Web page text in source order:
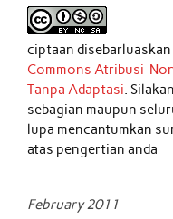
ciptaan disebarluaskan
Commons Atribusi-
Tanpa Adaptasi.
sebagian maupun
lupa mencantumkan
atas pengertian anda
February 2011